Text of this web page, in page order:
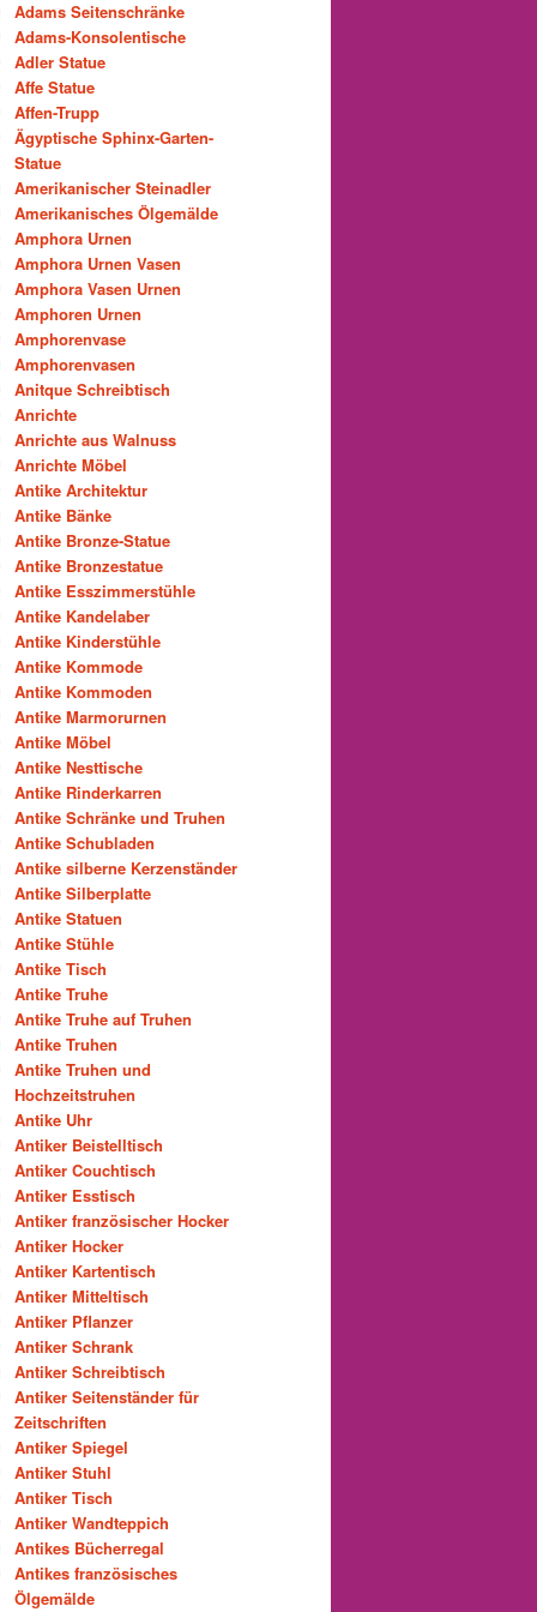
Adams Seitenschränke
Adams-Konsolentische
Adler Statue
Affe Statue
Affen-Trupp
Ägyptische Sphinx-Garten-
Statue
Amerikanischer Steinadler
Amerikanisches Ölgemälde
Amphora Urnen
Amphora Urnen Vasen
Amphora Vasen Urnen
Amphoren Urnen
Amphorenvase
Amphorenvasen
Anitque Schreibtisch
Anrichte
Anrichte aus Walnuss
Anrichte Möbel
Antike Architektur
Antike Bänke
Antike Bronze-Statue
Antike Bronzestatue
Antike Esszimmerstühle
Antike Kandelaber
Antike Kinderstühle
Antike Kommode
Antike Kommoden
Antike Marmorurnen
Antike Möbel
Antike Nesttische
Antike Rinderkarren
Antike Schränke und Truhen
Antike Schubladen
Antike silberne Kerzenständer
Antike Silberplatte
Antike Statuen
Antike Stühle
Antike Tisch
Antike Truhe
Antike Truhe auf Truhen
Antike Truhen
Antike Truhen und
Hochzeitstruhen
Antike Uhr
Antiker Beistelltisch
Antiker Couchtisch
Antiker Esstisch
Antiker französischer Hocker
Antiker Hocker
Antiker Kartentisch
Antiker Mitteltisch
Antiker Pflanzer
Antiker Schrank
Antiker Schreibtisch
Antiker Seitenständer für
Zeitschriften
Antiker Spiegel
Antiker Stuhl
Antiker Tisch
Antiker Wandteppich
Antikes Bücherregal
Antikes französisches
Ölgemälde